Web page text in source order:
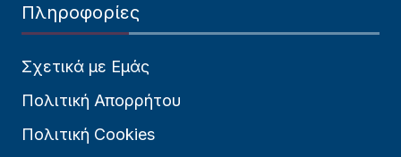
Πληροφορίες
Σχετικά με Εμάς
Πολιτική Απορρήτου
Πολιτική Cookies